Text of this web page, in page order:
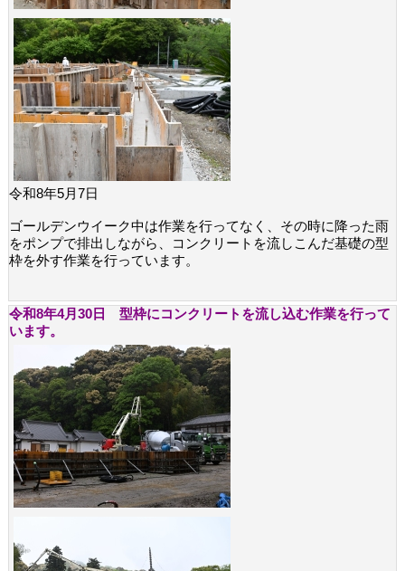
令和8年5月7日
ゴールデンウイーク中は作業を行ってなく、その時に降った雨
をポンプで排出しながら、コンクリートを流しこんだ基礎の型
枠を外す作業を行っています。
令和8年4月30日 型枠にコンクリートを流し込む作業を行って
います。